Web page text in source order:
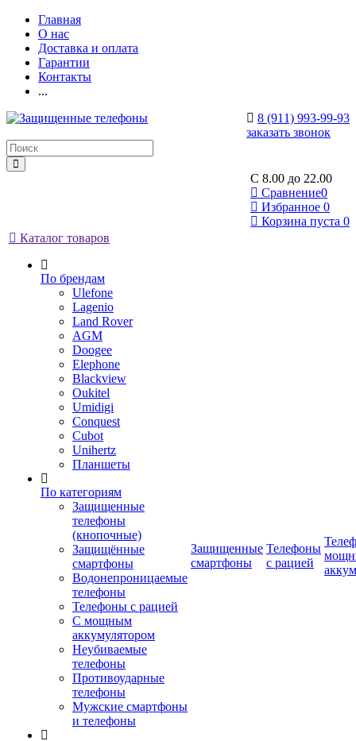
Главная
О нас
Доставка и оплата
Гарантии
Контакты
...
8 (911) 993-99-93
заказать звонок
C 8.00 до 22.00
Сравнение0
Избранное 0
Корзина пуста 0
Каталог товаров
По брендам
Ulefone
Lagenio
Land Rover
AGM
Doogee
Elephone
Blackview
Oukitel
Umidigi
Conquest
Cubot
Unihertz
Планшеты
По категориям
Защищенные
телефоны
(кнопочные)
Защищённые
смартфоны
Водонепроницаемые
телефоны
Телефоны с рацией
С мощным
аккумулятором
Неубиваемые
телефоны
Противоударные
телефоны
Мужские смартфоны
и телефоны
Защищенные
смартфоны
Телефоны
с рацией